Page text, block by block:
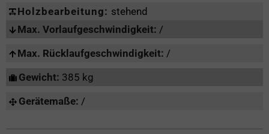
Holzbearbeitung: stehend
Max. Vorlaufgeschwindigkeit: /
Max. Rücklaufgeschwindigkeit: /
Gewicht: 385 kg
Gerätemaße: /